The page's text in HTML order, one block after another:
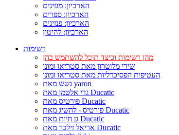
הארכיון: מגזינים
הארכיון: ספרים
הארכיון: פנזינים
הארכיון: להיטון
רשימות
מהן רשימות וכיצד תוכל להשתמש בהן
שירי מלוטרון מאת סטריאו ומונו
העטיפות הפסיכדליות מאת סטריאו ומונו
גשש מאת yaron
גדי אלטמן מאת Ducatic
פורטיס מאת Ducatic
פורטיס - להשיג מאת Ducatic
גן חיות מאת Ducatic
אריאל זילבר מאת Ducatic